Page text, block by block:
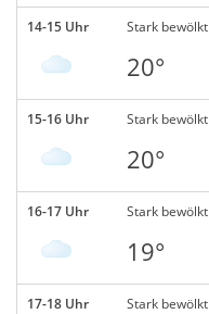
14-15 Uhr Stark bewölkt
20°
15-16 Uhr Stark bewölkt
20°
16-17 Uhr Stark bewölkt
19°
17-18 Uhr Stark bewölkt